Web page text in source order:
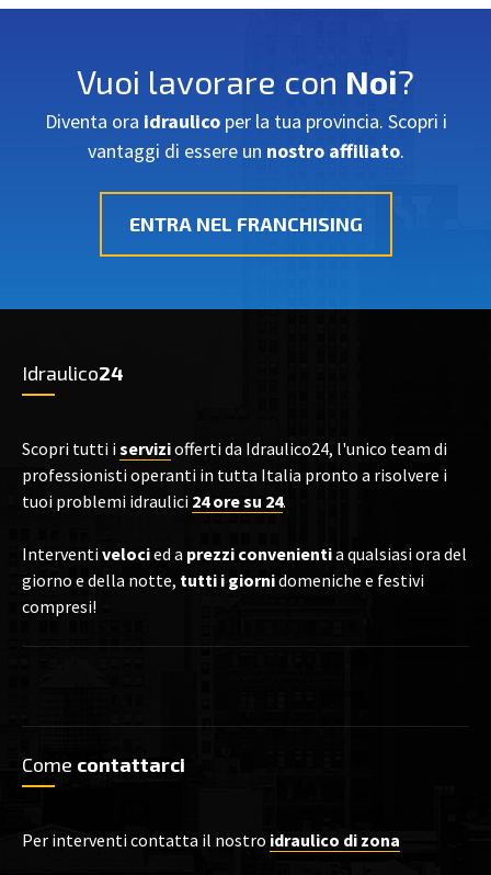
Vuoi lavorare con Noi?
Diventa ora idraulicoper la tua provincia. Scopri i
vantaggi di essere un nostro affiliato.
ENTRA NEL FRANCHISING
Idraulico24
Scopri tutti i serviziofferti da Idraulico24, l'unico team di
professionisti operanti in tutta Italia pronto a risolvere i
tuoi problemi idraulici 24 ore su 24.
Interventi velocied a prezzi convenientia qualsiasi ora del
giorno e della notte, tutti i giornidomeniche e festivi
compresi!
Come contattarci
Per interventi contatta il nostro idraulico di zona